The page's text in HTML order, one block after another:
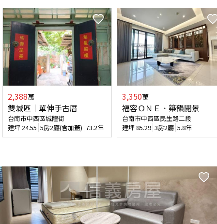
2,388萬
雙城區｜單伸手古厝
台南市中西區城隍街
建坪24.55 5房2廳(含加蓋) 73.2年
3,350萬
福容ＯＮＥ．築韻閱景
台南市中西區民生路二段
建坪85.29 3房2廳 5.8年